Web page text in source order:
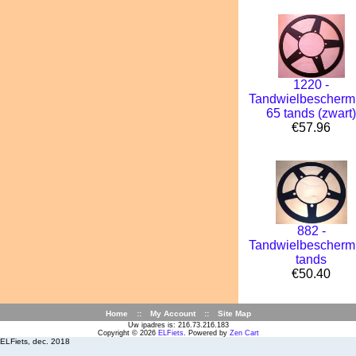
1220 -
65 tands (zwart)
€57.96
882 -
tands
€50.40
Home :: My Account :: Site Map
Uw ipadres is: 216.73.216.183
Copyright © 2026 ELFiets. Powered by Zen Cart
ELFiets, dec. 2018